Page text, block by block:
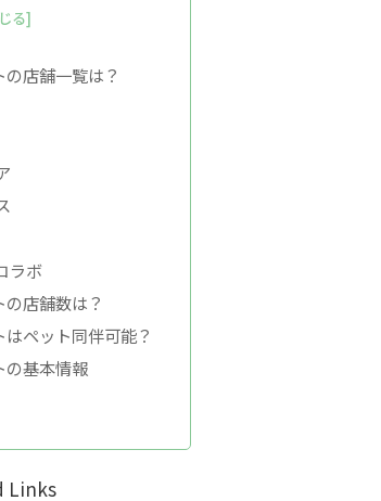
店舗一覧は？
ラボ
店舗数は？
ペット同伴可能？
の基本情報
Links